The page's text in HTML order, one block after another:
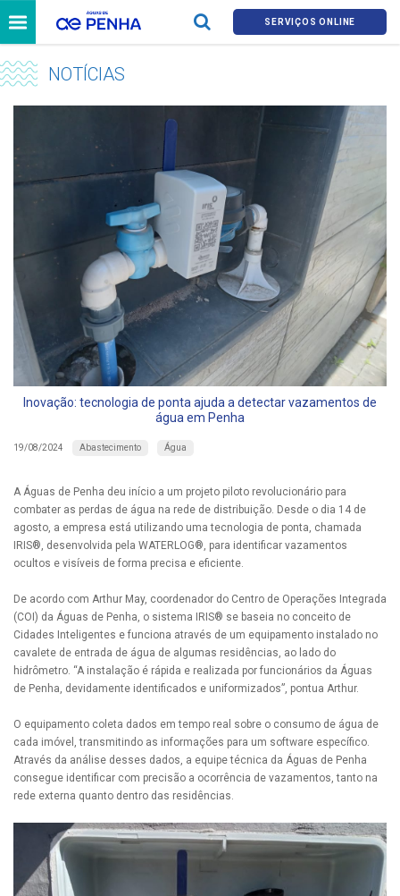
SERVIÇOS ONLINE
NOTÍCIAS
Inovação: tecnologia de ponta ajuda a detectar vazamentos de
água em Penha
19/08/2024 Abastecimento Água
A Águas de Penha deu início a um projeto piloto revolucionário para
combater as perdas de água na rede de distribuição. Desde o dia 14 de
agosto, a empresa está utilizando uma tecnologia de ponta, chamada
IRIS®, desenvolvida pela WATERLOG®, para identificar vazamentos
ocultos e visíveis de forma precisa e eficiente.
De acordo com Arthur May, coordenador do Centro de Operações Integrada
(COI) da Águas de Penha, o sistema IRIS® se baseia no conceito de
Cidades Inteligentes e funciona através de um equipamento instalado no
cavalete de entrada de água de algumas residências, ao lado do
hidrômetro. “A instalação é rápida e realizada por funcionários da Águas
de Penha, devidamente identificados e uniformizados”, pontua Arthur.
O equipamento coleta dados em tempo real sobre o consumo de água de
cada imóvel, transmitindo as informações para um software específico.
Através da análise desses dados, a equipe técnica da Águas de Penha
consegue identificar com precisão a ocorrência de vazamentos, tanto na
rede externa quanto dentro das residências.